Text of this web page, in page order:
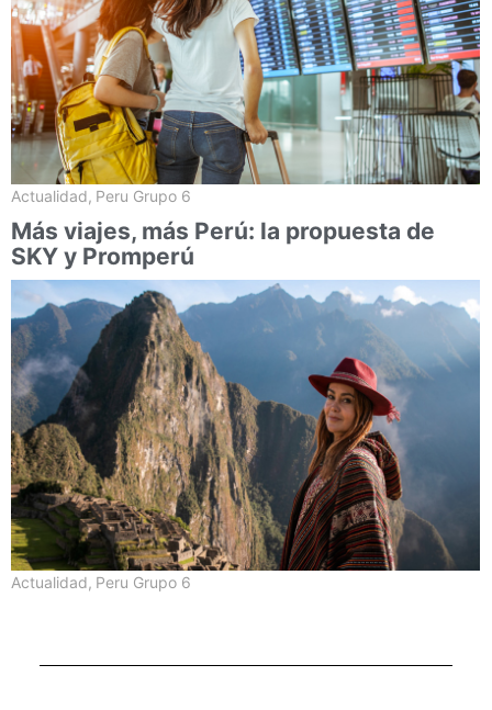
Actualidad, Peru Grupo 6
Más viajes, más Perú: la propuesta de
SKY y Promperú
Actualidad, Peru Grupo 6